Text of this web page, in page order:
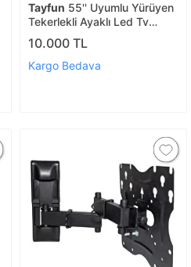
Tayfun 55'' Uyumlu Yürüyen
Tekerlekli Ayaklı Led Tv
Monitör Standı
10.000 TL
Kargo Bedava